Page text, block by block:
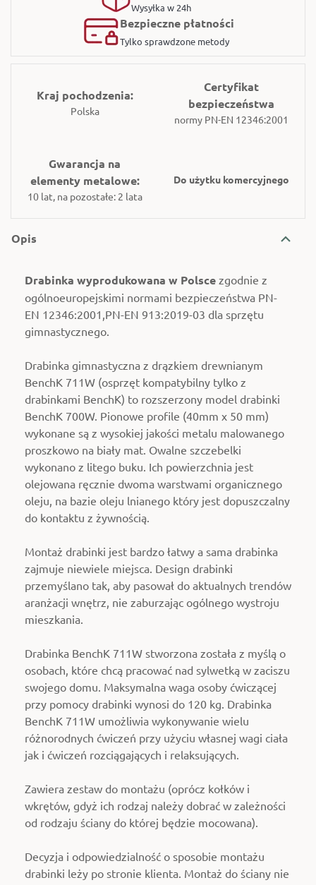
Wysyłka w 24h
Bezpieczne płatności
Tylko sprawdzone metody
Kraj pochodzenia:
Polska
Certyfikat
bezpieczeństwa
normy PN-EN 12346:2001
Gwarancja na
elementy metalowe:
10 lat, na pozostałe: 2 lata
Do użytku komercyjnego
Opis
Drabinka wyprodukowana w Polsce zgodnie z
ogólnoeuropejskimi normami bezpieczeństwa PN-
EN 12346:2001,PN-EN 913:2019-03 dla sprzętu
gimnastycznego.
Drabinka gimnastyczna z drązkiem drewnianym
BenchK 711W (osprzęt kompatybilny tylko z
drabinkami BenchK) to rozszerzony model drabinki
BenchK 700W. Pionowe profile (40mm x 50 mm)
wykonane są z wysokiej jakości metalu malowanego
proszkowo na biały mat. Owalne szczebelki
wykonano z litego buku. Ich powierzchnia jest
olejowana ręcznie dwoma warstwami organicznego
oleju, na bazie oleju lnianego który jest dopuszczalny
do kontaktu z żywnością.
Montaż drabinki jest bardzo łatwy a sama drabinka
zajmuje niewiele miejsca. Design drabinki
przemyślano tak, aby pasował do aktualnych trendów
aranżacji wnętrz, nie zaburzając ogólnego wystroju
mieszkania.
Drabinka BenchK 711W stworzona została z myślą o
osobach, które chcą pracować nad sylwetką w zaciszu
swojego domu. Maksymalna waga osoby ćwiczącej
przy pomocy drabinki wynosi do 120 kg. Drabinka
BenchK 711W umożliwia wykonywanie wielu
różnorodnych ćwiczeń przy użyciu własnej wagi ciała
jak i ćwiczeń rozciągających i relaksujących.
Zawiera zestaw do montażu (oprócz kołków i
wkrętów, gdyż ich rodzaj należy dobrać w zależności
od rodzaju ściany do której będzie mocowana).
Decyzja i odpowiedzialność o sposobie montażu
drabinki leży po stronie klienta. Montaż do ściany nie